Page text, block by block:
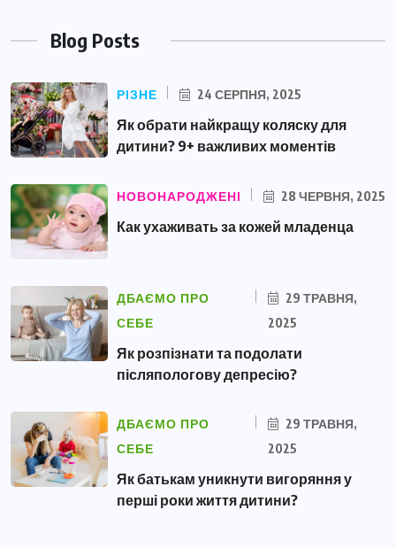
Blog Posts
РІЗНЕ 24 СЕРПНЯ, 2025
Як обрати найкращу коляску для
дитини? 9+ важливих моментів
НОВОНАРОДЖЕНІ 28 ЧЕРВНЯ, 2025
Как ухаживать за кожей младенца
ДБАЄМО ПРО
СЕБЕ
29 ТРАВНЯ,
2025
Як розпізнати та подолати
післяпологову депресію?
ДБАЄМО ПРО
СЕБЕ
29 ТРАВНЯ,
2025
Як батькам уникнути вигоряння у
перші роки життя дитини?